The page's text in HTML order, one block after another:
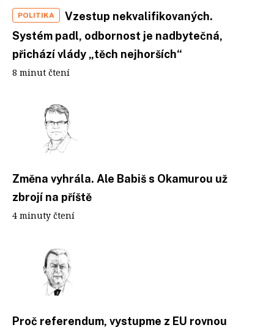
POLITIKA
Vzestup nekvalifikovaných.
Systém padl, odbornost je nadbytečná,
přichází vlády „těch nejhorších“
8 minut čtení
Změna vyhrála. Ale Babiš s Okamurou už
zbrojí na příště
4 minuty čtení
Proč referendum, vystupme z EU rovnou